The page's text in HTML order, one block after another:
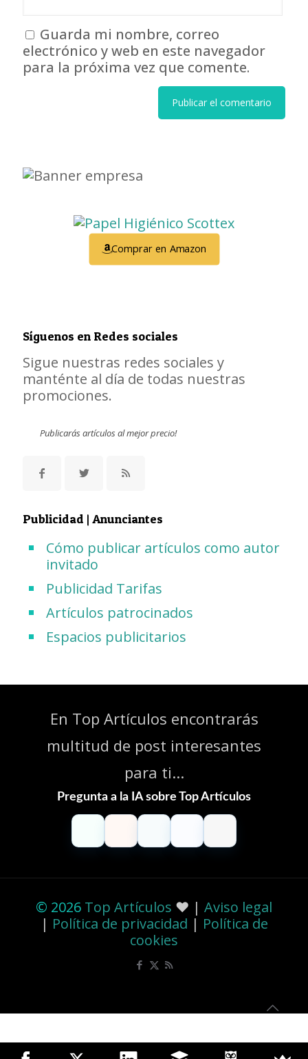
Guarda mi nombre, correo
electrónico y web en este navegador
para la próxima vez que comente.
Comprar en Amazon
Síguenos en Redes sociales
Sigue nuestras redes sociales y
manténte al día de todas nuestras
promociones.
Publicarás artículos al mejor precio!
Publicidad | Anunciantes
Cómo publicar artículos como autor
invitado
Publicidad Tarifas
Artículos patrocinados
Espacios publicitarios
En Top Artículos encontrarás
multitud de post interesantes
para ti...
Pregunta a la IA sobre Top Artículos
ChatGPT
ClaudePerplexity
Gemini
Grok
© 2026 Top Artículos ❤️ | Aviso legal
| Política de privacidad | Política de
cookies